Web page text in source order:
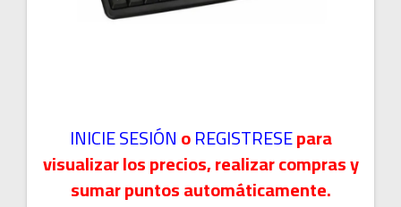
INICIE SESIÓNoREGISTRESEpara
visualizar los precios, realizar compras y
sumar puntos automáticamente.